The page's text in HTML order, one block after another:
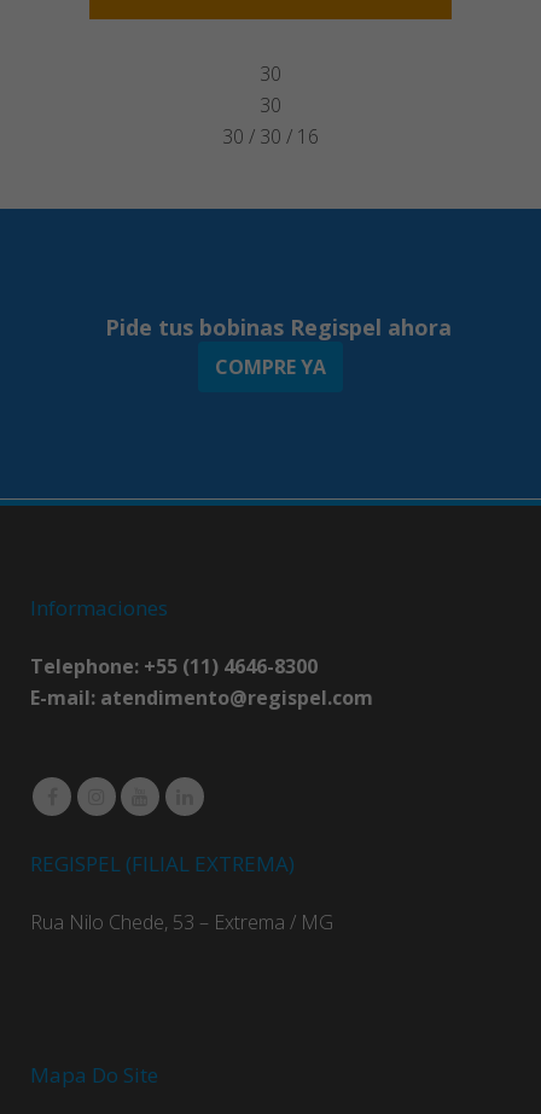
30
30
30 / 30 / 16
Pide tus bobinas Regispel ahora
COMPRE YA
Informaciones
Telephone: +55 (11) 4646-8300
E-mail: atendimento@regispel.com
REGISPEL (FILIAL EXTREMA)
Rua Nilo Chede, 53 – Extrema / MG
Mapa Do Site